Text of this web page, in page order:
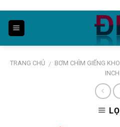
content
TRANG CHỦ / BƠM CHÌM GIẾNG
INCH